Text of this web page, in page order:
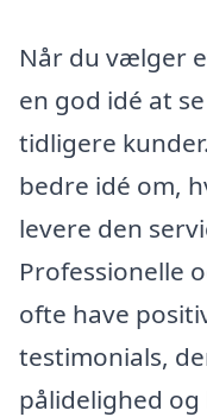
Når du vælger
en god idé at
tidligere
bedre idé om,
levere den
Professionelle
ofte have
testimonials,
pålidelighed